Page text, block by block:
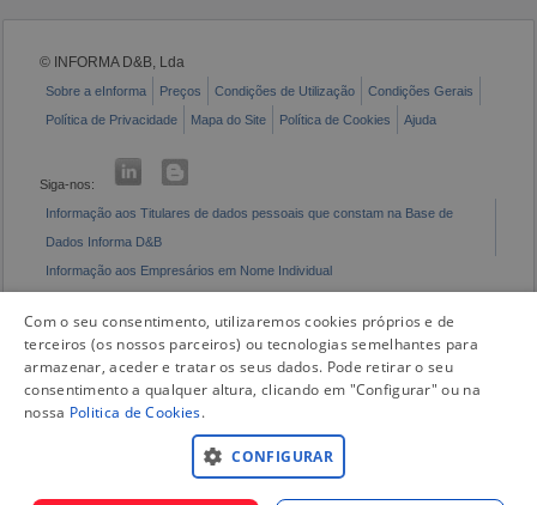
© INFORMA D&B, Lda
Sobre a eInforma Preços Condições de Utilização
Condições Gerais
Política de Privacidade
Mapa do Site Política de Cookies Ajuda
Siga-nos:
Informação aos Titulares de dados pessoais que constam na Base de
Dados Informa D&B
Informação aos Empresários em Nome Individual
Com o seu consentimento, utilizaremos cookies próprios e de
terceiros (os nossos parceiros) ou tecnologias semelhantes para
armazenar, aceder e tratar os seus dados. Pode retirar o seu
consentimento a qualquer altura, clicando em "Configurar" ou na
nossa Politica de Cookies.
CONFIGURAR